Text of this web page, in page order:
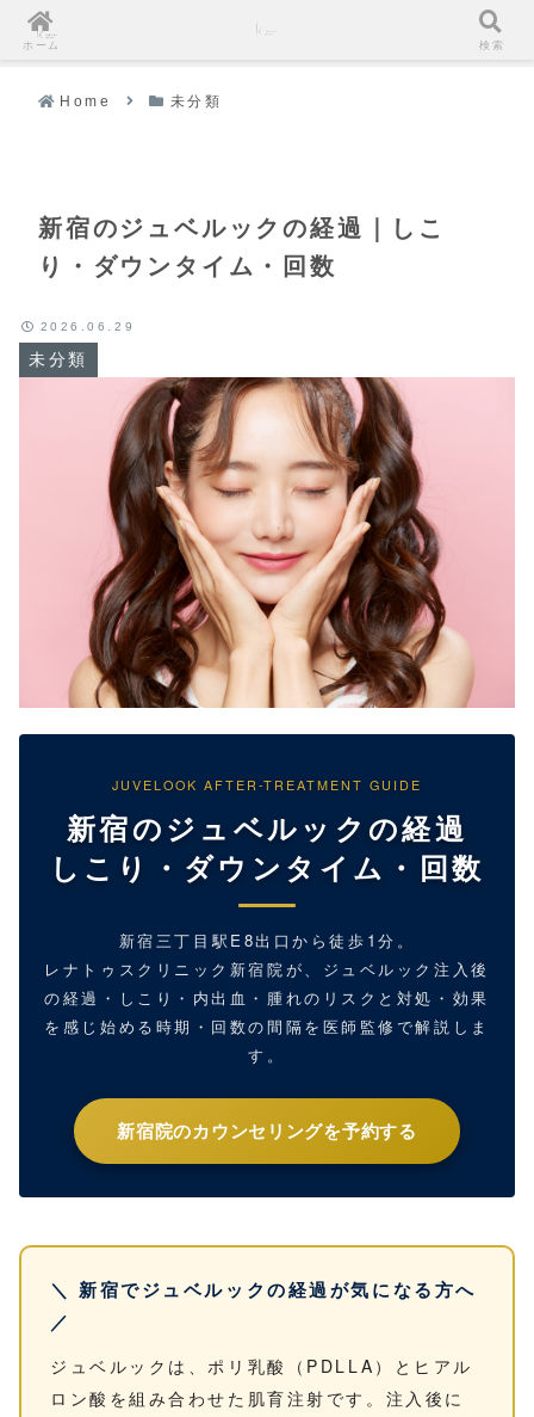
Home 未分類
新宿のジュベルックの経過｜しこ
り・ダウンタイム・回数
未分類
2026.06.29
JUVELOOK AFTER-TREATMENT GUIDE
新宿のジュベルックの経過
しこり・ダウンタイム・回数
新宿三丁目駅E8出口から徒歩1分。
レナトゥスクリニック新宿院が、ジュベルック注入後
の経過・しこり・内出血・腫れのリスクと対処・効果
を感じ始める時期・回数の間隔を医師監修で解説しま
す。
新宿院のカウンセリングを予約する
＼ 新宿でジュベルックの経過が気になる方へ
／
ジュベルックは、ポリ乳酸（PDLLA）とヒアル
ロン酸を組み合わせた肌育注射です。注入後に
ホーム 検索